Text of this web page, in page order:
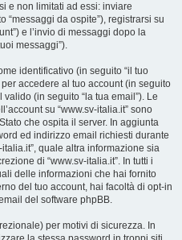
e non limitati ad essi: inviare
“messaggi da ospite”), registrarsi su
e l’invio di messaggi dopo la
messaggi”).
identificativo (in seguito “il tuo
accedere al tuo account (in seguito
(in seguito “la tua email”). Le
su “www.sv-italia.it” sono
che ospita il server. In aggiunta
ed indirizzo email richiesti durante
quale altra informazione sia
di “www.sv-italia.it”. In tutti i
delle informazioni che hai fornito
del tuo account, hai facoltà di opt-in
del software phpBB.
per motivi di sicurezza. In